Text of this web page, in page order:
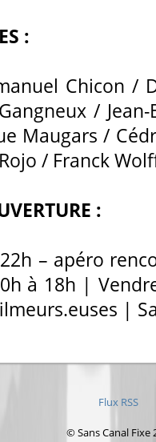
:
Chicon /
/
Maugars /
/ Franck
:
– apéro
à 18h |
|
Flux RSS
© Sans Canal Fixe